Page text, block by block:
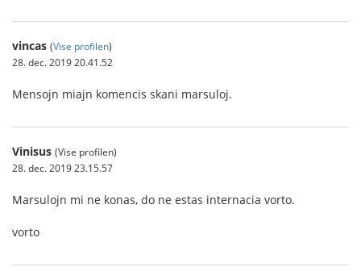
vincas (Vise profilen)
28. dec. 2019 20.41.52
Mensojn miajn komencis skani marsuloj.
Vinisus (Vise profilen)
28. dec. 2019 23.15.57
Marsulojn mi ne konas, do ne estas internacia vorto.
vorto